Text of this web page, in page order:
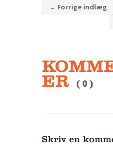
← Forrige indlæg
ER ( 0 )
Skriv en